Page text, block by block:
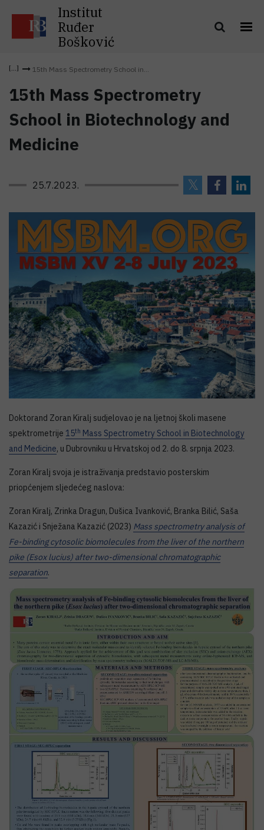
Institut
Ruđer
Bošković
15th Mass Spectrometry School in...
15th Mass Spectrometry
School in Biotechnology and
Medicine
25.7.2023.
Doktorand Zoran Kiralj sudjelovao je na ljetnoj školi masene
spektrometrije 15th Mass Spectrometry School in Biotechnology
and Medicine, u Dubrovniku u Hrvatskoj od 2. do 8. srpnja 2023.
Zoran Kiralj svoja je istraživanja predstavio posterskim
priopćenjem sljedećeg naslova:
Zoran Kiralj, Zrinka Dragun, Dušica Ivanković, Branka Bilić, Saša
Kazazić i Snježana Kazazić (2023) Mass spectrometry analysis of
Fe-binding cytosolic biomolecules from the liver of the northern
pike (Esox lucius) after two-dimensional chromatographic
separation.